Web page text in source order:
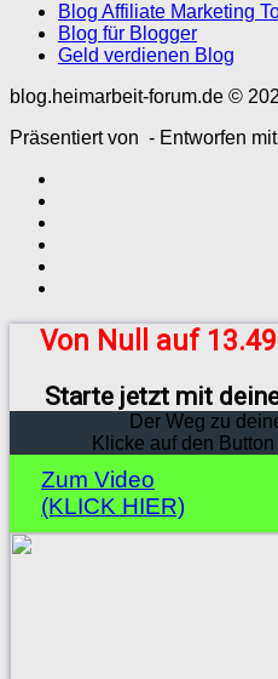
Blog Affiliate Marketing
Blog für Blogger
Geld verdienen Blog
blog.heimarbeit-forum.de ©
Präsentiert von - Entworfen
Von Null auf
Starte jetzt mit
Der Weg zu
Klicke auf den
Zum Video
(KLICK HIER)